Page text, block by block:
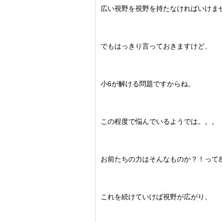
広い視野を視野を持たなければいけま
でもはっきり言っておきますけど、
小6が解ける問題ですからね。
この程度で悩んでいるようでは。。。
お前たちの力はそんなものか？！って
これを続けていけば視野が広がり、